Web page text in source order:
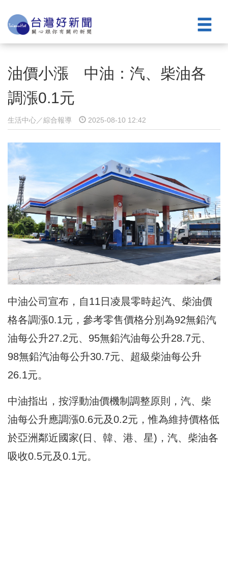
油價小漲 中油：汽、柴油各
調漲0.1元
生活中心／綜合報導 2025-08-10 12:42
中油公司宣布，自11日凌晨零時起汽、柴油價
格各調漲0.1元，參考零售價格分別為92無鉛汽
油每公升27.2元、95無鉛汽油每公升28.7元、
98無鉛汽油每公升30.7元、超級柴油每公升
26.1元。
中油指出，按浮動油價機制調整原則，汽、柴
油每公升應調漲0.6元及0.2元，惟為維持價格低
於亞洲鄰近國家(日、韓、港、星)，汽、柴油各
吸收0.5元及0.1元。